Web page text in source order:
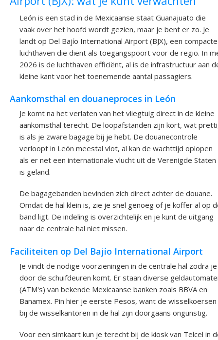
León is een stad in de Mexicaanse staat Guanajuato die
vaak over het hoofd wordt gezien, maar je bent er zo. Je
landt op Del Bajío International Airport (BJX), een compacte
luchthaven die dient als toegangspoort voor de regio. In
2026 is de luchthaven efficiënt, al is de infrastructuur aan
kleine kant voor het toenemende aantal passagiers.
Aankomsthal en douaneproces in León
Je komt na het verlaten van het vliegtuig direct in de kleine
aankomsthal terecht. De loopafstanden zijn kort, wat
is als je zware bagage bij je hebt. De douanecontrole
verloopt in León meestal vlot, al kan de wachttijd oplopen
als er net een internationale vlucht uit de Verenigde Staten
is geland.
De bagagebanden bevinden zich direct achter de douane.
Omdat de hal klein is, zie je snel genoeg of je koffer al op
band ligt. De indeling is overzichtelijk en je kunt de uitgang
naar de centrale hal niet missen.
Faciliteiten op Del Bajío International Airport
Je vindt de nodige voorzieningen in de centrale hal zodra je
door de schuifdeuren komt. Er staan diverse
(ATM's) van bekende Mexicaanse banken zoals BBVA en
Banamex. Pin hier je eerste Pesos, want de wisselkoersen
bij de wisselkantoren in de hal zijn doorgaans ongunstig.
Voor een simkaart kun je terecht bij de kiosk van Telcel in